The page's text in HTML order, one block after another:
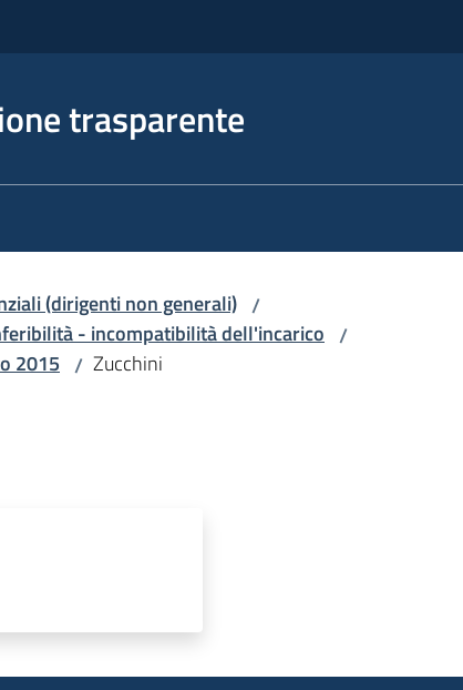
trasparente
(dirigenti non generali) /
- incompatibilità dell'incarico /
2015 / Zucchini